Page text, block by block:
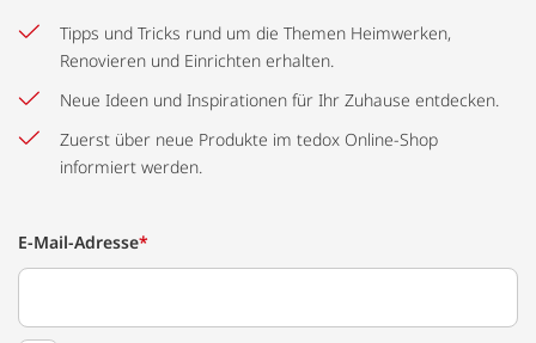
Tipps und Tricks rund um die Themen Heimwerken,
Renovieren und Einrichten erhalten.
Neue Ideen und Inspirationen für Ihr Zuhause entdecken.
Zuerst über neue Produkte im tedox Online-Shop
informiert werden.
E-Mail-Adresse*